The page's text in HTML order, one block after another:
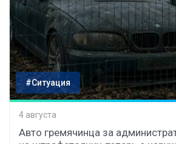
#Ситуация
4 августа
Авто гремячинца за